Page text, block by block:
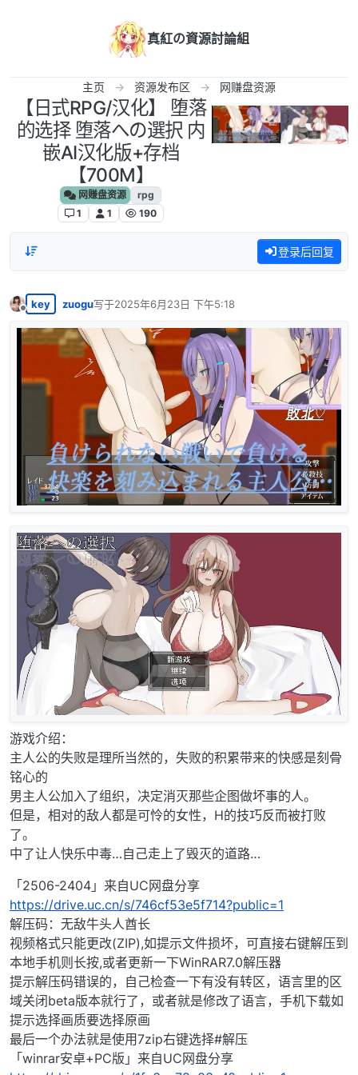
真紅の資源討論組
主页 资源发布区 网赚盘资源
【日式RPG/汉化】 堕落
的选择 堕落への選択 内
嵌AI汉化版+存档
【700M】
网赚盘资源
rpg
1
1 190
登录后回复
离线
key zuogu写于2025年6月23日 下午5:18
最后由 编辑
游戏介绍：
主人公的失败是理所当然的，失败的积累带来的快感是刻骨
铭心的
男主人公加入了组织，决定消灭那些企图做坏事的人。
但是，相对的敌人都是可怜的女性，H的技巧反而被打败
了。
中了让人快乐中毒…自己走上了毁灭的道路…
「2506-2404」来自UC网盘分享
https://drive.uc.cn/s/746cf53e5f714?public=1
解压码：无敌牛头人酋长
视频格式只能更改(ZIP),如提示文件损坏，可直接右键解压到
本地手机则长按,或者更新一下WinRAR7.0解压器
提示解压码错误的，自己检查一下有没有转区，语言里的区
域关闭beta版本就行了，或者就是修改了语言，手机下载如
提示选择画质要选择原画
最后一个办法就是使用7zip右键选择#解压
「winrar安卓+PC版」来自UC网盘分享